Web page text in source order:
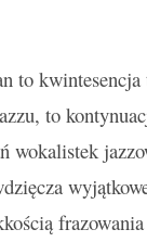
to kwintesencja
to
wokalistek